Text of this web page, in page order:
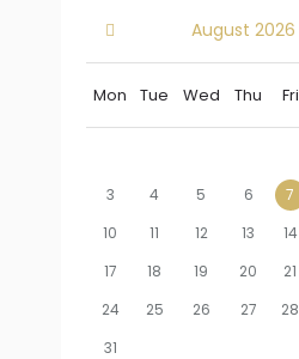
August 2026
Mon Tue Wed Thu Fri
3
4 5 6 7
10
11 12 13 14
17
18 19 20 21
24
25 26 27 28
31